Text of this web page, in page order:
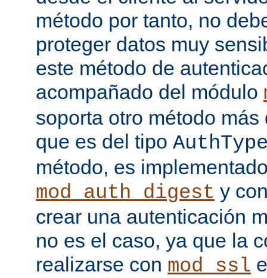
método por tanto, no
proteger datos muy
este método de
acompañado del módulo
soporta otro método
que es del tipo
método, es
mod_auth_digest y
crear una autenticación
no es el caso, ya que la
realizarse con mod_ssl